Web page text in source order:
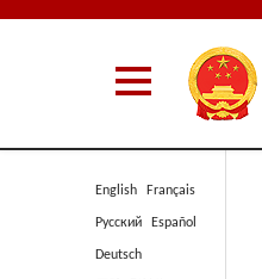
English Français
Русский Español
Deutsch